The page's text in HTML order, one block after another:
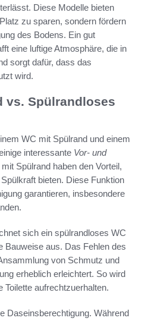
Diese Modelle bieten
zu sparen, sondern fördern
des Bodens. Ein gut
eine luftige Atmosphäre, die in
sorgt dafür, dass das
wird.
vs. Spülrandloses
WC mit Spülrand und einem
interessante Vor- und
Spülrand haben den Vorteil,
bieten. Diese Funktion
garantieren, insbesondere
sich ein spülrandloses WC
Bauweise aus. Das Fehlen des
von Schmutz und
erheblich erleichtert. So wird
Toilette aufrechtzuerhalten.
Daseinsberechtigung. Während